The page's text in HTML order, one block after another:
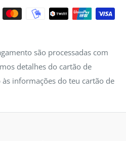
são processadas com
detalhes do cartão de
informações do teu cartão de